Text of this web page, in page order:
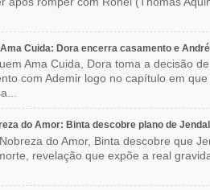
Cuida: Dora encerra casamento e
Ama Cuida, Dora toma a decisão
com Ademir logo no capítulo em
do Amor: Binta descobre plano de
do Amor, Binta descobre que
revelação que expõe a real